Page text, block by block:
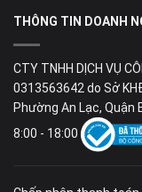
THÔNG TIN DOANH
CTY TNHH DỊCH VỤ
0313563642 do Sở
Phường An Lạc, Quận
8:00 - 18:00